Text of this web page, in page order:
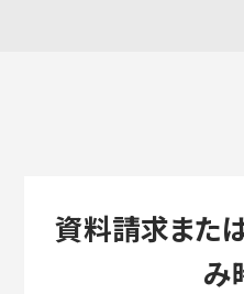
教育・社会連携
資料請求また
み